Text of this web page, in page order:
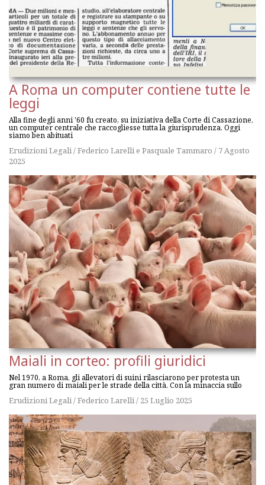
A Roma un computer contiene tutte le
leggi
Alla fine degli anni '60 fu creato, su iniziativa della Corte di Cassazione,
un computer centrale che raccogliesse tutta la giurisprudenza. Oggi
siamo ben abituati
Erudizioni Legali/Federico Larellie Pasquale Tammaro / 7 Agosto
2025
Maiali in corteo: profili giuridici
Nel 1970, a Roma, gli allevatori di suini rilasciarono per protesta un
gran numero di maiali per le strade della città. Con la minaccia sullo
Erudizioni Legali/Federico Larelli/ 25 Luglio 2025